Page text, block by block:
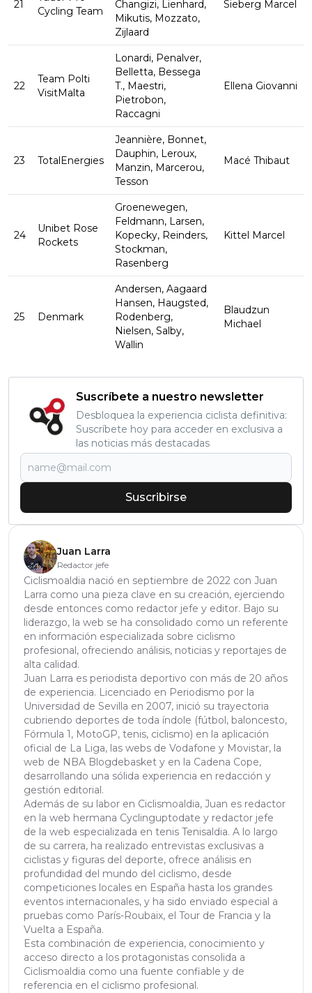
21
Cycling Team
Changizi, Lienhard,
Mikutis, Mozzato,
Zijlaard
Sieberg Marcel
22
Team Polti
VisitMalta
Lonardi, Penalver,
Belletta, Bessega
T., Maestri,
Pietrobon,
Raccagni
Ellena Giovanni
23 TotalEnergies
Jeannière, Bonnet,
Dauphin, Leroux,
Manzin, Marcerou,
Tesson
Macé Thibaut
24
Unibet Rose
Rockets
Groenewegen,
Feldmann, Larsen,
Kopecky, Reinders,
Stockman,
Rasenberg
Kittel Marcel
25 Denmark
Andersen, Aagaard
Hansen, Haugsted,
Rodenberg,
Nielsen, Salby,
Wallin
Blaudzun
Michael
Suscríbete a nuestro newsletter
Desbloquea la experiencia ciclista definitiva:
Suscríbete hoy para acceder en exclusiva a
las noticias más destacadas
Suscribirse
Juan Larra
Redactor jefe
Ciclismoaldia nació en septiembre de 2022 con Juan
Larra como una pieza clave en su creación, ejerciendo
desde entonces como redactor jefe y editor. Bajo su
liderazgo, la web se ha consolidado como un referente
en información especializada sobre ciclismo
profesional, ofreciendo análisis, noticias y reportajes de
alta calidad.
Juan Larra es periodista deportivo con más de 20 años
de experiencia. Licenciado en Periodismo por la
Universidad de Sevilla en 2007, inició su trayectoria
cubriendo deportes de toda índole (fútbol, baloncesto,
Fórmula 1, MotoGP, tenis, ciclismo) en la aplicación
oficial de La Liga, las webs de Vodafone y Movistar, la
web de NBA Blogdebasket y en la Cadena Cope,
desarrollando una sólida experiencia en redacción y
gestión editorial.
Además de su labor en Ciclismoaldia, Juan es redactor
en la web hermana Cyclinguptodate y redactor jefe
de la web especializada en tenis Tenisaldia. A lo largo
de su carrera, ha realizado entrevistas exclusivas a
ciclistas y figuras del deporte, ofrece análisis en
profundidad del mundo del ciclismo, desde
competiciones locales en España hasta los grandes
eventos internacionales, y ha sido enviado especial a
pruebas como París-Roubaix, el Tour de Francia y la
Vuelta a España.
Esta combinación de experiencia, conocimiento y
acceso directo a los protagonistas consolida a
Ciclismoaldia como una fuente confiable y de
referencia en el ciclismo profesional.